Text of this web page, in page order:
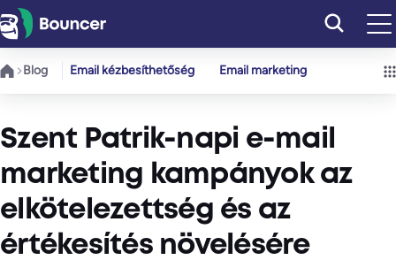
Ugrás
a
tartalomhoz
Blog Email kézbesíthetőség Email marketing
Szent Patrik-napi e-mail
marketing kampányok az
elkötelezettség és az
értékesítés növelésére